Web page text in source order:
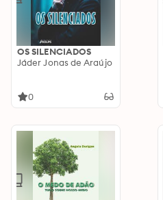
OS SILENCIADOS
Jáder Jonas de Araújo
0